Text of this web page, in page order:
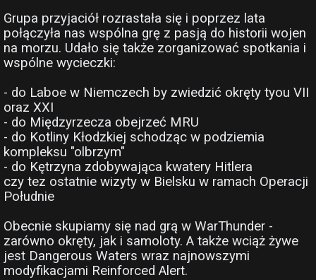
Grupa przyjaciół rozrastała się i poprzez lata
połączyła nas wspólna grę z pasją do historii wojen
na morzu. Udało się także zorganizować spotkania i
wspólne wycieczki:
- do Laboe w Niemczech by zwiedzić okręty tyou VII
oraz XXI
- do Międzyrzecza obejrzeć MRU
- do Kotliny Kłodzkiej schodząc w podziemia
kompleksu "olbrzym"
- do Kętrzyna zdobywająca kwatery Hitlera
czy tez ostatnie wizyty w Bielsku w ramach Operacji
Południe
Obecnie skupiamy się nad grą w WarThunder -
zarówno okręty, jak i samoloty. A także wciąż żywe
jest Dangerous Waters wraz najnowszymi
modyfikacjami Reinforced Alert.